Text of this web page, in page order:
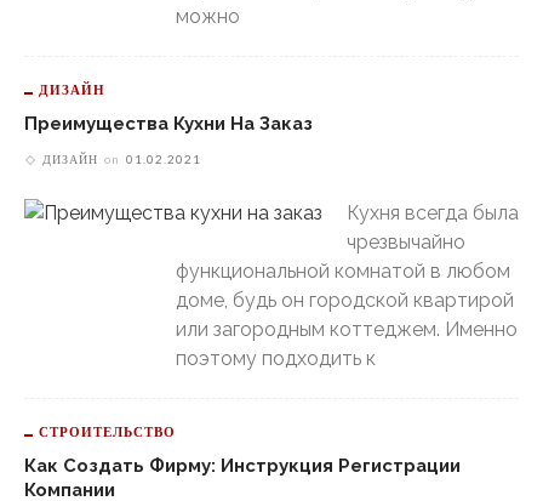
можно
ДИЗАЙН
Преимущества Кухни На Заказ
ДИЗАЙН on 01.02.2021
Кухня всегда была
чрезвычайно
функциональной комнатой в любом
доме, будь он городской квартирой
или загородным коттеджем. Именно
поэтому подходить к
СТРОИТЕЛЬСТВО
Как Создать Фирму: Инструкция Регистрации
Компании